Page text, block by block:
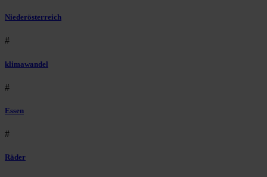
Niederösterreich
#
klimawandel
#
Essen
#
Räder